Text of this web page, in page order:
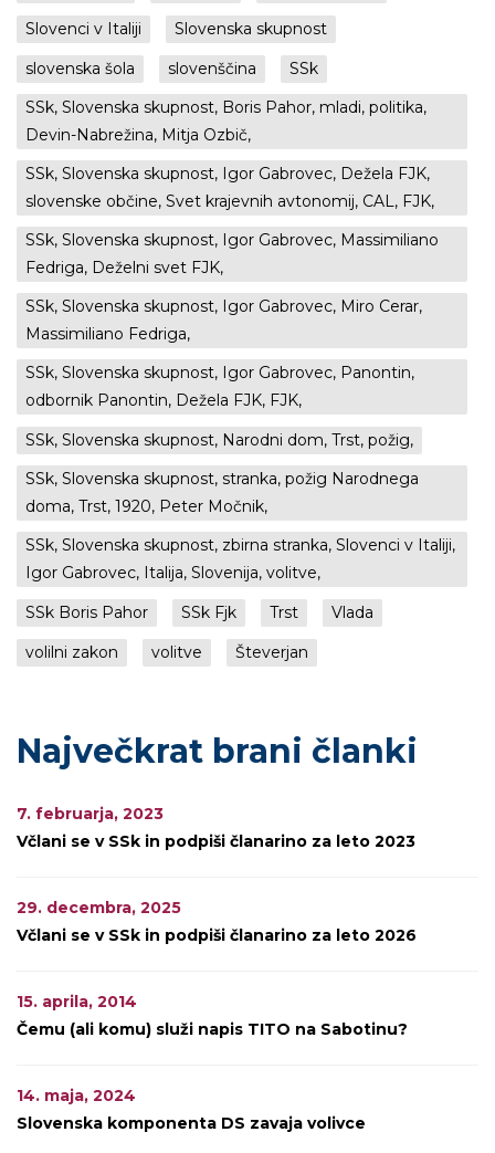
Slovenci v Italiji
Slovenska skupnost
slovenska šola
slovenščina
SSk
SSk, Slovenska skupnost, Boris Pahor, mladi, politika,
Devin-Nabrežina, Mitja Ozbič,
SSk, Slovenska skupnost, Igor Gabrovec, Dežela FJK,
slovenske občine, Svet krajevnih avtonomij, CAL, FJK,
SSk, Slovenska skupnost, Igor Gabrovec, Massimiliano
Fedriga, Deželni svet FJK,
SSk, Slovenska skupnost, Igor Gabrovec, Miro Cerar,
Massimiliano Fedriga,
SSk, Slovenska skupnost, Igor Gabrovec, Panontin,
odbornik Panontin, Dežela FJK, FJK,
SSk, Slovenska skupnost, Narodni dom, Trst, požig,
SSk, Slovenska skupnost, stranka, požig Narodnega
doma, Trst, 1920, Peter Močnik,
SSk, Slovenska skupnost, zbirna stranka, Slovenci v Italiji,
Igor Gabrovec, Italija, Slovenija, volitve,
SSk Boris Pahor
SSk Fjk Trst
Vlada
volilni zakon
volitve Števerjan
Največkrat brani članki
7. februarja, 2023
Včlani se v SSk in podpiši članarino za leto 2023
29. decembra, 2025
Včlani se v SSk in podpiši članarino za leto 2026
15. aprila, 2014
Čemu (ali komu) služi napis TITO na Sabotinu?
14. maja, 2024
Slovenska komponenta DS zavaja volivce